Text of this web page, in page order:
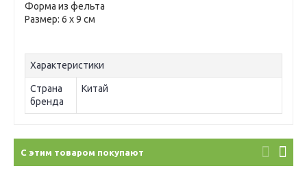
Форма из фельта
Размер: 6 х 9 см
Характеристики
Страна
бренда
Китай
С этим товаром покупают